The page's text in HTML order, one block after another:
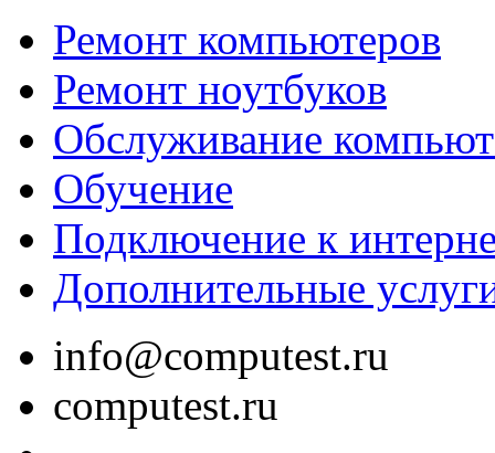
Ремонт компьютеров
Ремонт ноутбуков
Обслуживание
Обучение
Подключение к
Дополнительные
info@computest.ru
computest.ru